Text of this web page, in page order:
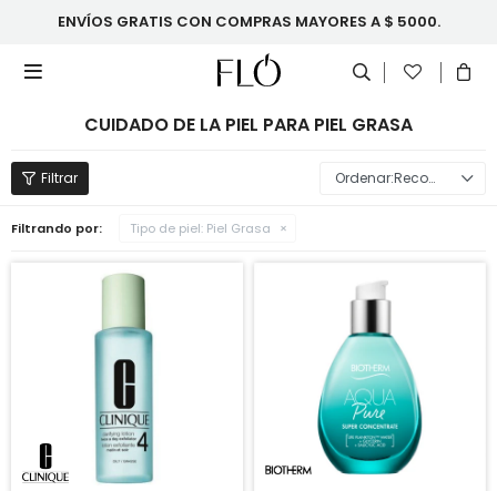
ENVÍOS GRATIS CON COMPRAS MAYORES A $ 5000.

CUIDADO DE LA PIEL PARA PIEL GRASA
Recomendados
Filtrando por: Tipo de piel: Piel Grasa